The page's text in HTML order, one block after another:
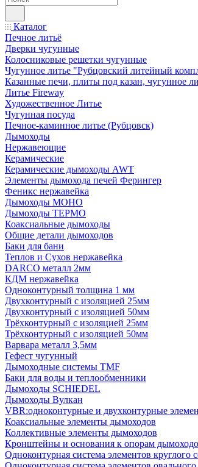
Каталог
Печное литьё
Дверки чугунные
Колосниковые решетки чугунные
Чугунное литье "Рубцовский литейный
Казанные печи, плиты под казан, чугунное
Литье Fireway
Художественное Литье
Чугунная посуда
Печное-каминное литье (Рубцовск)
Дымоходы
Нержавеющие
Керамические
Керамические дымоходы AWT
Элементы дымохода печей Ферингер
Феникс нержавейка
Дымоходы МОНО
Дымоходы ТЕРМО
Коаксиальные дымоходы
Общие детали дымоходов
Баки для бани
Теплов и Сухов нержавейка
DARCO металл 2мм
КДМ нержавейка
Одноконтурный толщина 1 мм
Двухконтурный с изоляцией 25мм
Двухконтурный с изоляцией 50мм
Трёхконтурный с изоляцией 25мм
Трёхконтурный с изоляцией 50мм
Варвара металл 3,5мм
Гефест чугунный
Дымоходные системы TMF
Баки для воды и теплообменники
Дымоходы SCHIEDEL
Дымоходы Вулкан
VBR:одноконтурные и двухконтурные
Коаксиальные элементы дымоходов
Коллективные элементы дымоходов
Кронштейны и основания к опорам
Одноконтурная система элементов круглого